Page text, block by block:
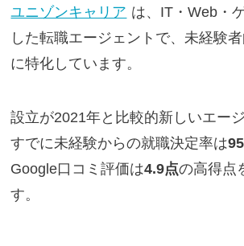
ユニゾンキャリア は、IT・Web・
した転職エージェントで、未経験
に特化しています。
設立が2021年と比較的新しいエー
すでに未経験からの就職決定率は
Google口コミ評価は4.9点の高得点
す。